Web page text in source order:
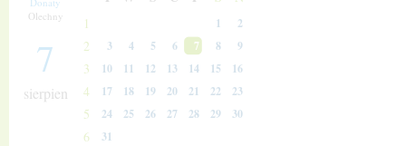
Olechny
7
sierpien
1 1 2
2 3 4 5 6 7 8 9
3 10 11 12 13 14 15 16
4 17 18 19 20 21 22 23
5 24 25 26 27 28 29 30
6 31